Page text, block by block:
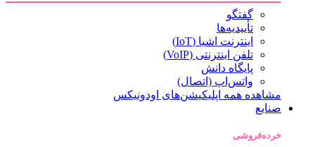
گفتگو
تأییدیه‌ها
اینترنت اشیا (IoT)
تلفن اینترنتی (VoIP)
پایگاه دانش
واتس‌اپ (اتصال)
مشاهده همه اپلیکیشن‌های اودونیکس
صنایع
خرده‌فروشی